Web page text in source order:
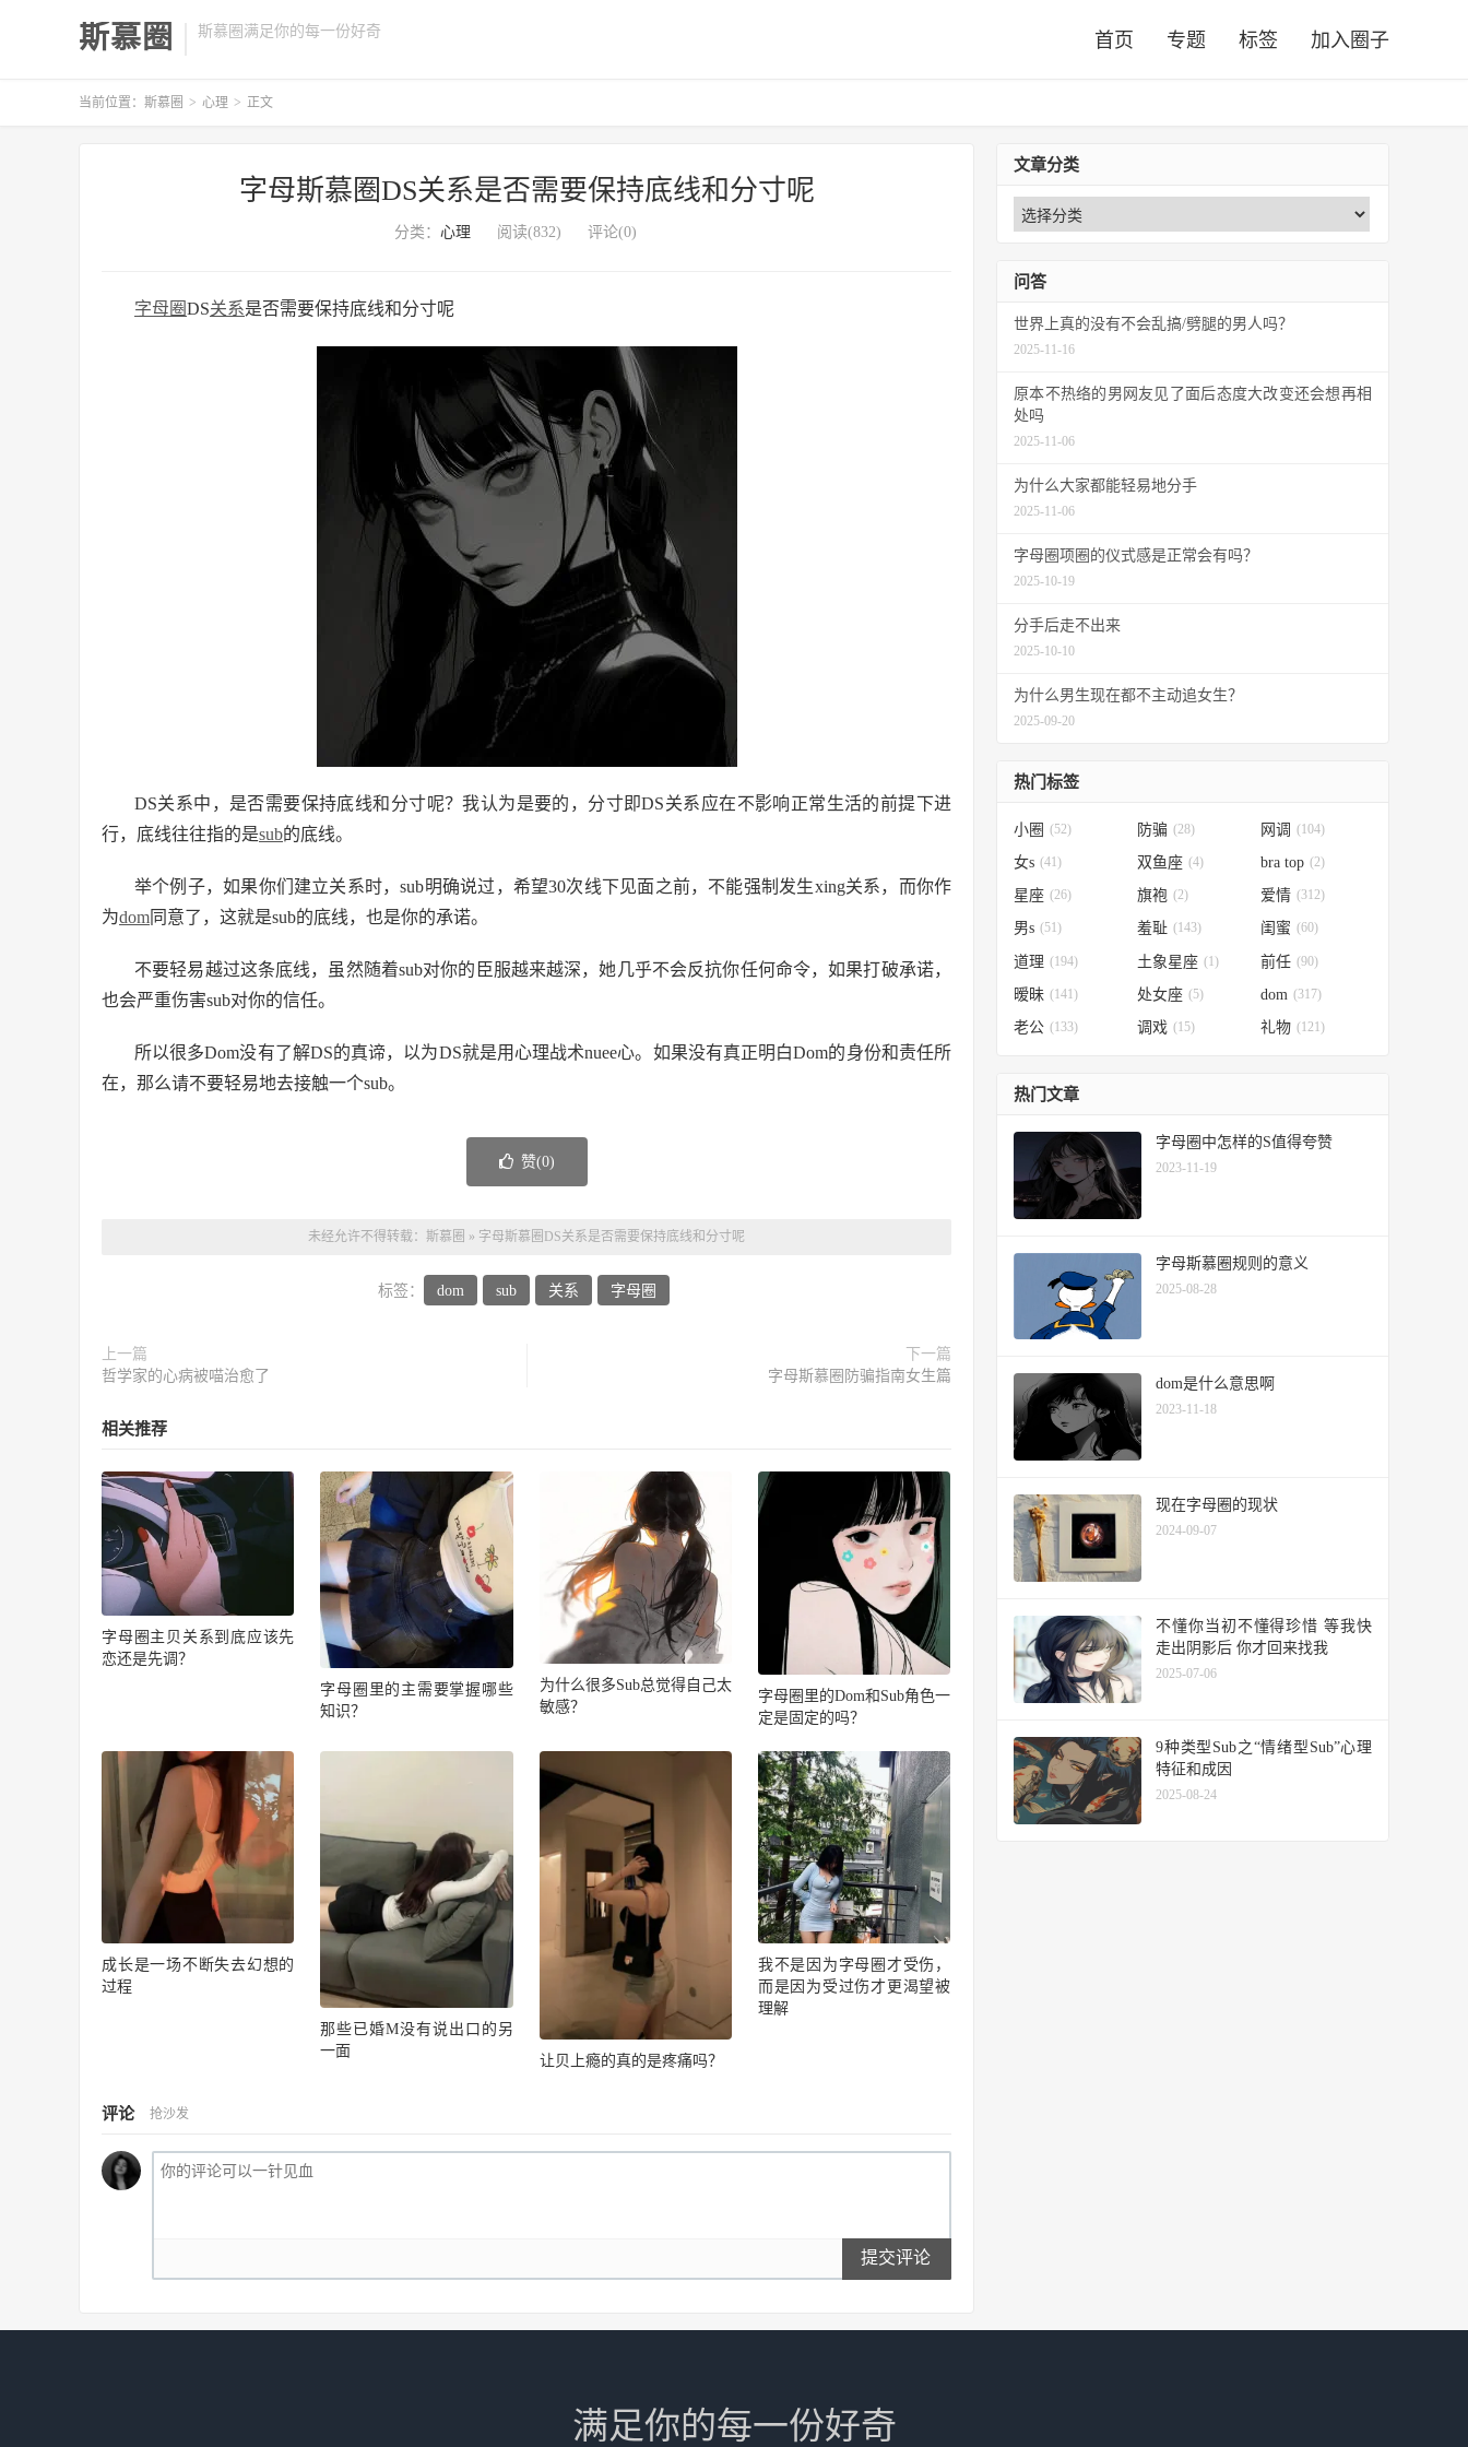
斯慕圈 斯慕圈满足你的每一份好奇 首页 专题 标签 加入圈子
当前位置： 斯慕圈 > 心理 > 正文
字母斯慕圈DS关系是否需要保持底线和分寸呢
分类： 心理 阅读(832) 评论(0)
字母圈DS关系是否需要保持底线和分寸呢
DS关系中，是否需要保持底线和分寸呢？我认为是要的，分寸即DS关系应在不影响正常生活的前提下进
行，底线往往指的是sub的底线。
举个例子，如果你们建立关系时，sub明确说过，希望30次线下见面之前，不能强制发生xing关系，而你作
为dom同意了，这就是sub的底线，也是你的承诺。
不要轻易越过这条底线，虽然随着sub对你的臣服越来越深，她几乎不会反抗你任何命令，如果打破承诺，
也会严重伤害sub对你的信任。
所以很多Dom没有了解DS的真谛，以为DS就是用心理战术nuee心。如果没有真正明白Dom的身份和责任所
在，那么请不要轻易地去接触一个sub。
赞(0)
未经允许不得转载： 斯慕圈 » 字母斯慕圈DS关系是否需要保持底线和分寸呢
标签： dom sub 关系 字母圈
上一篇
哲学家的心病被喵治愈了
下一篇
字母斯慕圈防骗指南女生篇
相关推荐
字母圈主贝关系到底应该先
恋还是先调？
字母圈里的主需要掌握哪些
知识？
为什么很多Sub总觉得自己太
敏感？
字母圈里的Dom和Sub角色一
定是固定的吗？
成长是一场不断失去幻想的
过程
那些已婚M没有说出口的另
一面
让贝上瘾的真的是疼痛吗？
我不是因为字母圈才受伤，
而是因为受过伤才更渴望被
理解
评论 抢沙发
提交评论
文章分类
问答
世界上真的没有不会乱搞/劈腿的男人吗？
2025-11-16
原本不热络的男网友见了面后态度大改变还会想再相
处吗
2025-11-06
为什么大家都能轻易地分手
2025-11-06
字母圈项圈的仪式感是正常会有吗？
2025-10-19
分手后走不出来
2025-10-10
为什么男生现在都不主动追女生？
2025-09-20
热门标签
小圈 (52) 防骗 (28) 网调 (104)
女s (41) 双鱼座 (4) bra top (2)
星座 (26) 旗袍 (2) 爱情 (312)
男s (51) 羞耻 (143) 闺蜜 (60)
道理 (194) 土象星座 (1) 前任 (90)
暧昧 (141) 处女座 (5) dom (317)
老公 (133) 调戏 (15) 礼物 (121)
热门文章
字母圈中怎样的S值得夸赞
2023-11-19
字母斯慕圈规则的意义
2025-08-28
dom是什么意思啊
2023-11-18
现在字母圈的现状
2024-09-07
不懂你当初不懂得珍惜 等我快
走出阴影后 你才回来找我
2025-07-06
9种类型Sub之“情绪型Sub”心理
特征和成因
2025-08-24
满足你的每一份好奇